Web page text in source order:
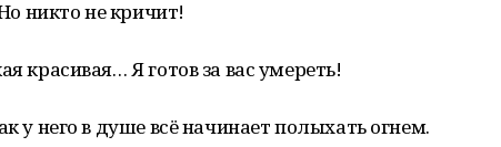
никто не кричит!
красивая… Я готов за вас умереть!
у него в душе всё начинает полыхать огнем.